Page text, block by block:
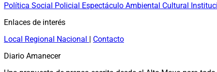
Política Social Policial Espectáculo Ambiental Cultural
Enlaces de interés
Local Regional Nacional | Contacto
Diario Amanecer